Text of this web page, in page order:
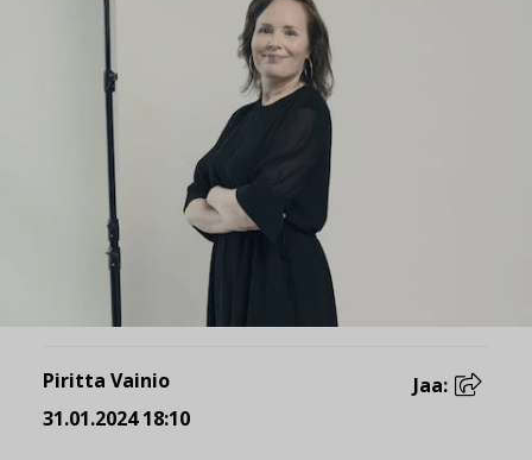
Piritta Vainio
31.01.2024 18:10
Jaa: